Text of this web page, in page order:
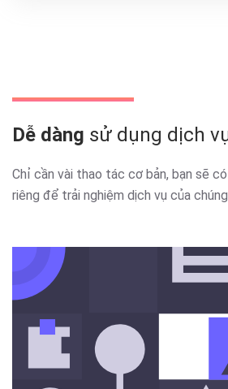
Dễ dàng sử dụng dịch
Chỉ cần vài thao tác cơ bản, bạn sẽ
riêng để trải nghiệm dịch vụ của